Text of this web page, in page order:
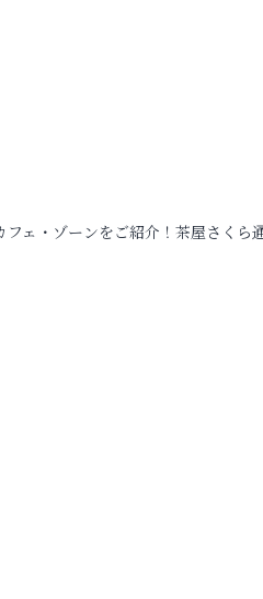
ェ・ゾーンをご紹介！茶屋さくら